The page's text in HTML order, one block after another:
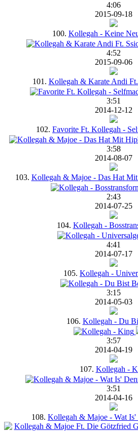
4:06
2015-09-18
100. Kollegah - Keine
4:52
2015-09-06
101. Kollegah & Karate Andi
3:51
2014-12-12
102. Favorite Ft. Kollegah -
3:58
2014-08-07
103. Kollegah & Majoe - Das Hat
2:43
2014-07-25
104. Kollegah -
4:41
2014-07-17
105. Kollegah -
3:15
2014-05-03
106. Kollegah - Du
3:57
2014-04-19
107. Kollegah -
3:51
2014-04-16
108. Kollegah & Majoe - Wat